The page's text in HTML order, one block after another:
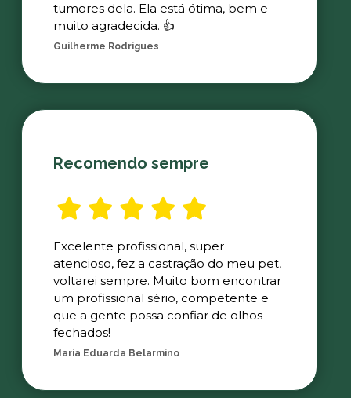
tumores dela. Ela está ótima, bem e
muito agradecida. 👍
Guilherme Rodrigues
Recomendo sempre
Excelente profissional, super
atencioso, fez a castração do meu pet,
voltarei sempre. Muito bom encontrar
um profissional sério, competente e
que a gente possa confiar de olhos
fechados!
Maria Eduarda Belarmino